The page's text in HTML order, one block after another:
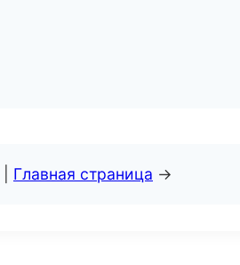
Главная страница →